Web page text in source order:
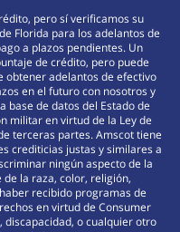
pero sí verificamos su
Florida para los adelantos de
a plazos pendientes. Un
de crédito, pero puede
obtener adelantos de efectivo
en el futuro con nosotros y
base de datos del Estado de
militar en virtud de la Ley de
terceras partes. Amscot tiene
crediticias justas y similares a
ningún aspecto de la
la raza, color, religión,
recibido programas de
en virtud de Consumer
discapacidad, o cualquier otro